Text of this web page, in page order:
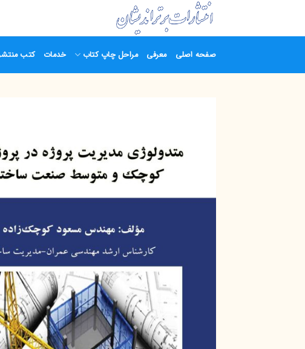
content
صفحه اصلی معرفی مراحل چاپ کتاب خدمات کتب